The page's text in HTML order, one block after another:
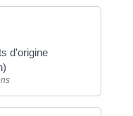
d'origine